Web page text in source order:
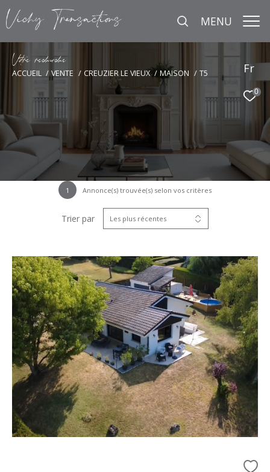
Fr
0
MENU
Vore recece
ACCUEIL VENTE CREUZIER LE VIEUX MAISON T5
1 Annonce(s) trouvée(s) selon vos critères
Trier par Les plus récentes